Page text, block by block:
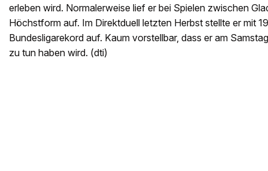
erleben wird. Normalerweise lief er bei Spielen zwischen
Höchstform auf. Im Direktduell letzten Herbst stellte er mit
Bundesligarekord auf. Kaum vorstellbar, dass er am
zu tun haben wird. (dti)